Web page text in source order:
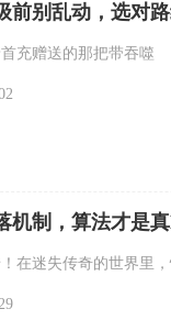
前别乱动，选对
充赠送的那把带吞噬
机制，算法才是真
在迷失传奇的世界里